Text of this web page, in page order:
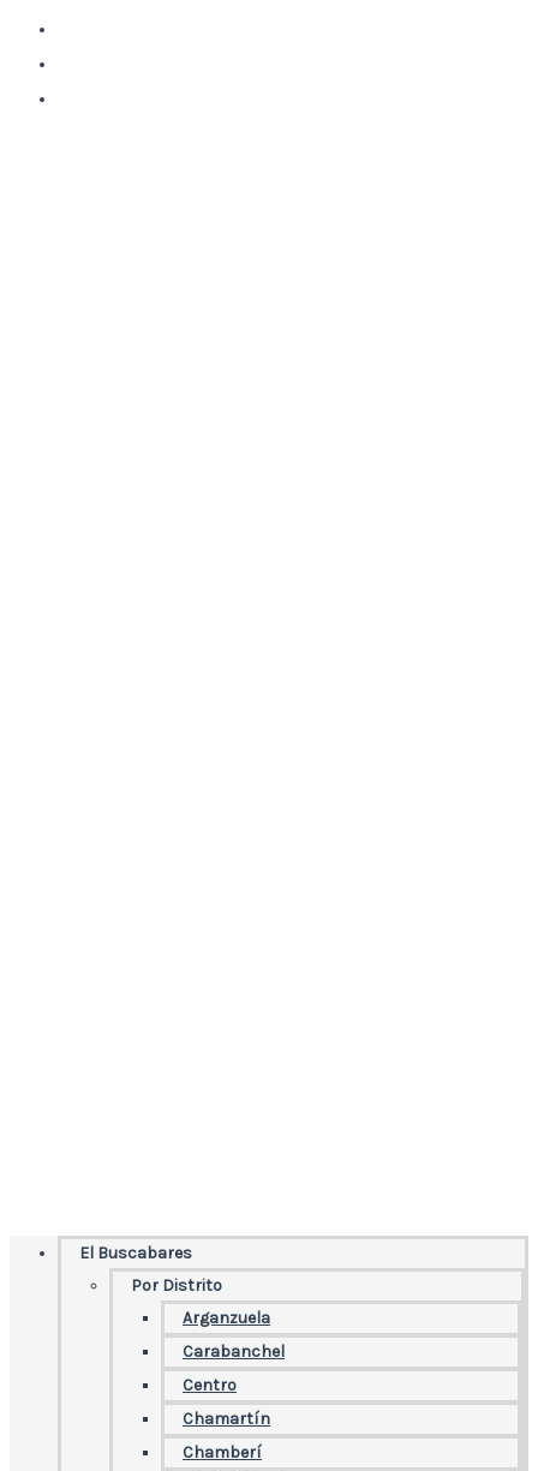
El Buscabares
Por Distrito
Arganzuela
Carabanchel
Centro
Chamartín
Chamberí